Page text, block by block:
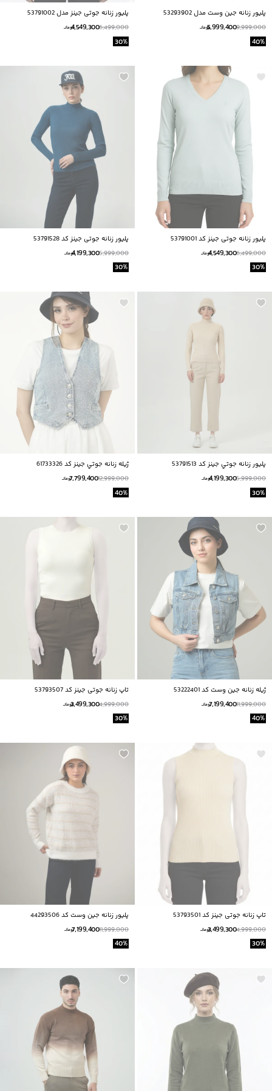
پليور زنانه جين وست مدل 53293902
9,999,000
5,999,400تومانــ
40%
پلیور زنانه جوتی جینز مدل 53791002
6,499,000
4,549,300تومانــ
30%
پلیور زنانه جوتی جینز کد 53791001
6,499,000
4,549,300تومانــ
30%
پلیور زنانه جوتی جینز کد 53791528
5,999,000
4,199,300تومانــ
30%
پليور زنانه جوتي جينز كد 53791513
5,999,000
4,199,300تومانــ
30%
ژيله زنانه جوتي جينز كد 61733326
12,999,000
7,799,400تومانــ
40%
ژيله زنانه جين وست كد 53222401
11,999,000
7,199,400تومانــ
40%
تاپ زنانه جوتی جینز کد 53793507
4,999,000
3,499,300تومانــ
30%
تاپ زنانه جوتی جینز کد 53793501
4,999,000
3,499,300تومانــ
30%
پليور زنانه جين وست كد 44293506
11,999,000
7,199,400تومانــ
40%